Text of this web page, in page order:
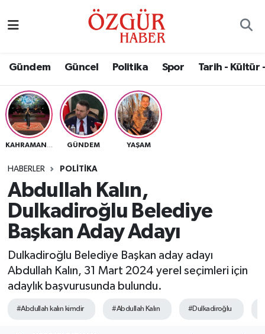
Gündem Güncel Politika Spor Tarih - Kültür
GÜNDEM YAŞAM
HABERLER POLITIKA
Abdullah Kalın,
Dulkadiroğlu Belediye
Başkan Aday Adayı
Dulkadiroğlu Belediye Başkan aday adayı
Abdullah Kalın, 31 Mart 2024 yerel seçimleri için
adaylık başvurusunda bulundu.
#Abdullah kalın kimdir #Abdullah Kalın #Dulkadiroğlu
Eğitim
Ekonomi
Güncel
Gündem
Magazin
Politika
Sağlık
Nöbetçi Eczaneler
Namaz Vakitleri
Trafik Durumu
Süper Lig Puan Durumu ve Fikstür
Tüm Manşetler
Son Dakika Haberleri
Haber Arşivi